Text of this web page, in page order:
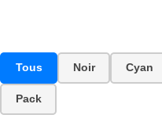
Tous Noir Cyan
Pack